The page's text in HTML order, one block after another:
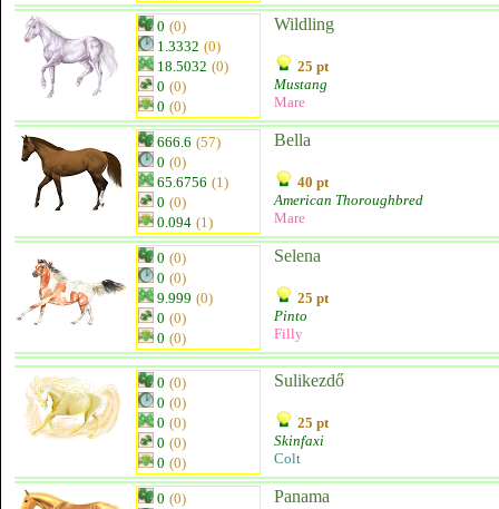
0 (0)
1.3332 (0)
18.5032 (0)
0 (0)
0 (0)
Wildling
25 pt
Mustang
Mare
666.6 (57)
0 (0)
65.6756 (1)
0 (0)
0.094 (1)
Bella
40 pt
American Thoroughbred
Mare
0 (0)
0 (0)
9.999 (0)
0 (0)
0 (0)
Selena
25 pt
Pinto
Filly
0 (0)
0 (0)
0 (0)
0 (0)
0 (0)
Sulikezdő
25 pt
Skinfaxi
Colt
0 (0)
Panama